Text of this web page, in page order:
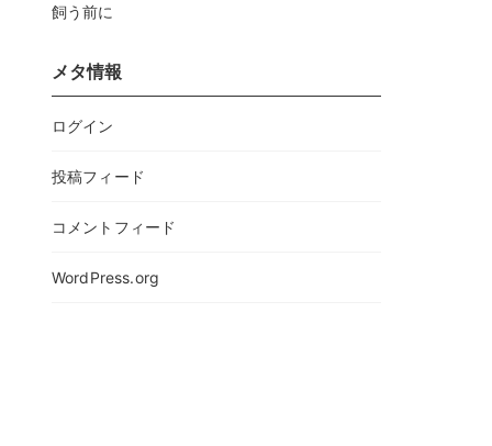
飼う前に
メタ情報
ログイン
投稿フィード
コメントフィード
WordPress.org